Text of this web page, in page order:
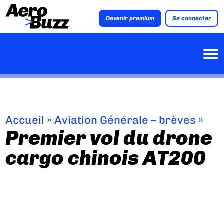
Devenir premium Se connecter
Accueil »Aviation Générale – brèves »
Premier vol du drone
cargo chinois AT200